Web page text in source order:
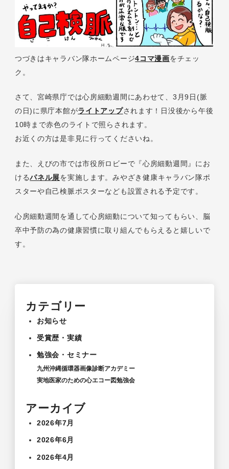
つづきはキャラバン隊ホームページ4コマ漫画をチェッ
ク。
さて、宮崎県庁では心房細動週間にあわせて、3月9日(脈
の日)に県庁本館がライトアップされます！日没後から午後
10時まで赤色のライトで照らされます。
お近くの方は是非見に行ってくださいね。
また、えびの市では市役所ロビーで『心房細動週間』にお
けるパネル展を実施します。みやざき健康キャラバン隊ポ
スターや自己検脈ポスターなども設置される予定です。
心房細動週間を通して心房細動について知ってもらい、脳
卒中予防の為の健康習慣に取り組んでもらえると嬉しいで
す。
カテゴリー
お知らせ
受賞歴・実績
勉強会・セミナー
九州沖縄循環器画像診断アカデミー
実地医家のための心エコー図勉強会
アーカイブ
2026年7月
2026年6月
2026年4月